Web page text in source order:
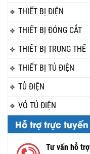
THIẾT BỊ ĐIỆN
THIẾT BỊ ĐÓNG CẮT
THIẾT BỊ TRUNG THẾ
THIẾT BỊ TỦ ĐIỆN
TỦ ĐIỆN
VỎ TỦ ĐIỆN
Hỗ trợ trực tuyến
Tư vấn hỗ trợ